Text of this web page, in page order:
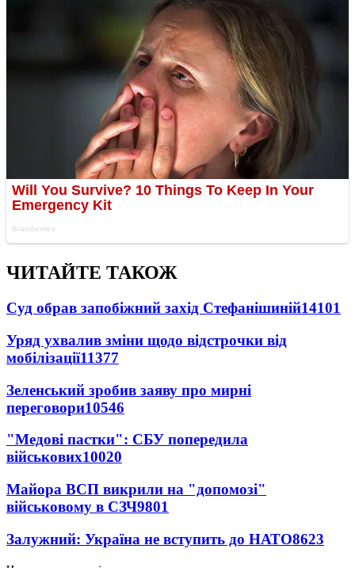
ЧИТАЙТЕ ТАКОЖ
Суд обрав запобіжний захід Стефанішиній14101
Уряд ухвалив зміни щодо відстрочки від
мобілізації11377
Зеленський зробив заяву про мирні
переговори10546
"Медові пастки": СБУ попередила
військових10020
Майора ВСП викрили на "допомозі"
військовому в СЗЧ9801
Залужний: Україна не вступить до НАТО8623